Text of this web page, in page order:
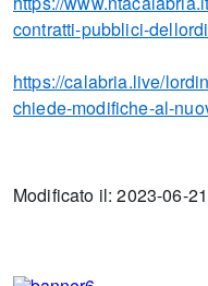
contratti-pubblici-
https://calabria.live/
chiede-modifiche-al-
Modificato il: 2023-06-